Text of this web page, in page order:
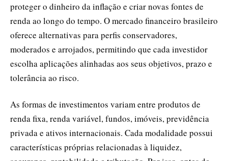
proteger o dinheiro da inflação e criar novas fontes de
renda ao longo do tempo. O mercado financeiro brasileiro
oferece alternativas para perfis conservadores,
moderados e arrojados, permitindo que cada investidor
escolha aplicações alinhadas aos seus objetivos, prazo e
tolerância ao risco.
As formas de investimentos variam entre produtos de
renda fixa, renda variável, fundos, imóveis, previdência
privada e ativos internacionais. Cada modalidade possui
características próprias relacionadas à liquidez,